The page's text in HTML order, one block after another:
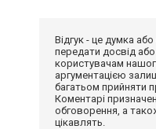
Відгук - це думка
передати досвід
користувачам
аргументацією
багатьом прийняти
Коментарі
обговорення, а
цікавлять.